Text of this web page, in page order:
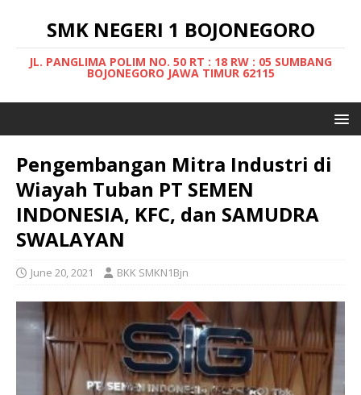
SMK NEGERI 1 BOJONEGORO
JL. PANGLIMA POLIM NO. 50 RT : 18 RW : 05 SUMBANG
BOJONEGORO JAWA TIMUR 62115
Pengembangan Mitra Industri di
Wiayah Tuban PT SEMEN
INDONESIA, KFC, dan SAMUDRA
SWALAYAN
June 20, 2021 BKK SMKN1Bjn